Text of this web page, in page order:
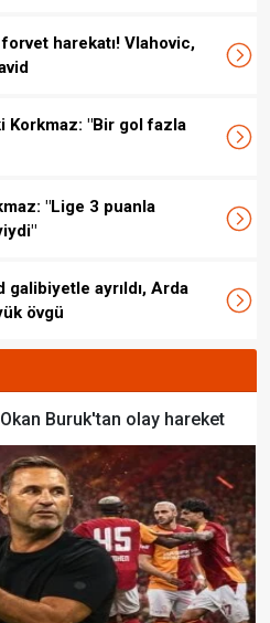
harekatı! Vlahovic,
Korkmaz: "Bir gol fazla
"Lige 3 puanla
galibiyetle ayrıldı, Arda
övgü
Okan Buruk'tan olay hareket